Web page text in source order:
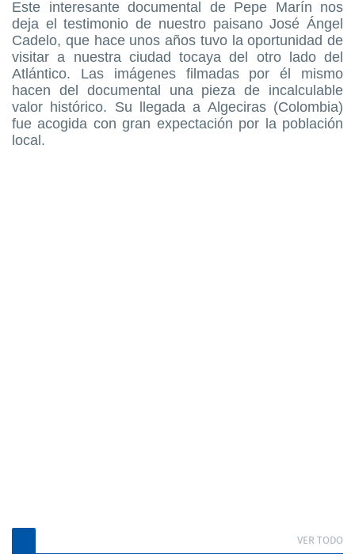
Este interesante documental de Pepe Marín nos
deja el testimonio de nuestro paisano José Ángel
Cadelo, que hace unos años tuvo la oportunidad de
visitar a nuestra ciudad tocaya del otro lado del
Atlántico. Las imágenes filmadas por él mismo
hacen del documental una pieza de incalculable
valor histórico. Su llegada a Algeciras (Colombia)
fue acogida con gran expectación por la población
local.
VER TODO